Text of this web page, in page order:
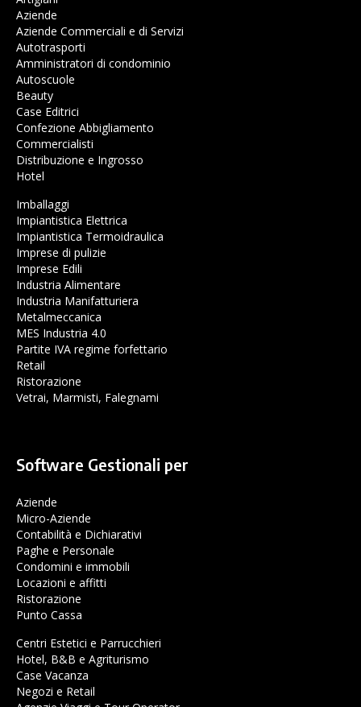
Aziende
Aziende Commerciali e di Servizi
Autotrasporti
Amministratori di condominio
Autoscuole
Beauty
Case Editrici
Confezione Abbigliamento
Commercialisti
Distribuzione e Ingrosso
Hotel
Imballaggi
Impiantistica Elettrica
Impiantistica Termoidraulica
Imprese di pulizie
Imprese Edili
Industria Alimentare
Industria Manifatturiera
Metalmeccanica
MES Industria 4.0
Partite IVA regime forfettario
Retail
Ristorazione
Vetrai, Marmisti, Falegnami
Software Gestionali per
Aziende
Micro-Aziende
Contabilità e Dichiarativi
Paghe e Personale
Condomini e immobili
Locazioni e affitti
Ristorazione
Punto Cassa
Centri Estetici e Parrucchieri
Hotel, B&B e Agriturismo
Case Vacanza
Negozi e Retail